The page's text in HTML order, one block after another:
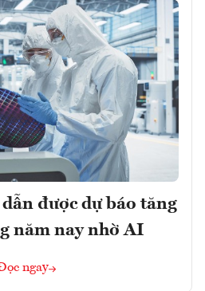
được dự báo tăng
năm nay nhờ AI
ngay